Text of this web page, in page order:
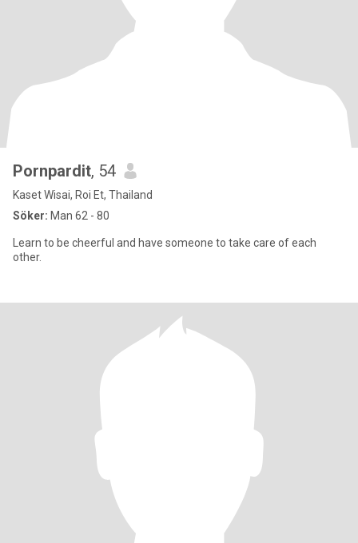
Pornpardit, 54
Kaset Wisai, Roi Et, Thailand
Söker: Man 62 - 80
Learn to be cheerful and have someone to take care of each
other.